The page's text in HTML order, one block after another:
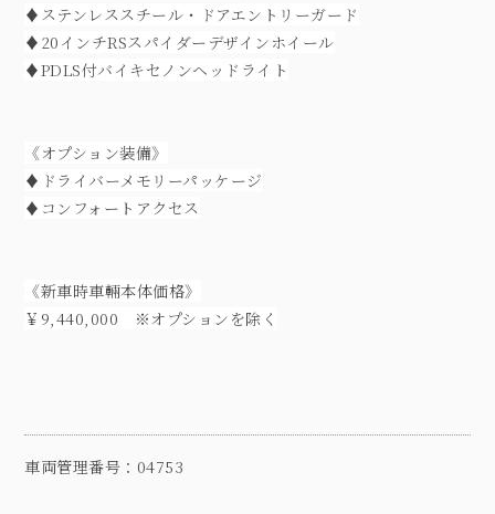
♦ステンレススチール・ドアエントリーガード
♦20インチRSスパイダーデザインホイール
♦PDLS付バイキセノンヘッドライト
《オプション装備》
♦ ドライバーメモリーパッケージ
♦コンフォートアクセス
《新車時車輛本体価格》
￥9,440,000 ※オプションを除く
車両管理番号：04753